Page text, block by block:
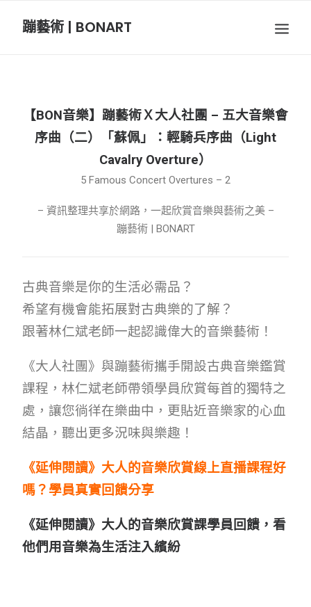
蹦藝術 | BONART
BON攝影
BON插畫
關於我們
會員專區
【BON音樂】蹦藝術Ｘ大人社團 – 五大音樂會
序曲（二）「蘇佩」：輕騎兵序曲（Light
Cavalry Overture）
5 Famous Concert Overtures – 2
– 資訊整理共享於網路，一起欣賞音樂與藝術之美 –
蹦藝術 | BONART
古典音樂是你的生活必需品？
希望有機會能拓展對古典樂的了解？
跟著林仁斌老師一起認識偉大的音樂藝術！
《大人社團》與蹦藝術攜手開設古典音樂鑑賞
課程，林仁斌老師帶領學員欣賞每首的獨特之
處，讓您徜徉在樂曲中，更貼近音樂家的心血
結晶，聽出更多況味與樂趣！
《延伸閱讀》大人的音樂欣賞線上直播課程好
嗎？學員真實回饋分享
《延伸閱讀》大人的音樂欣賞課學員回饋，看
他們用音樂為生活注入繽紛